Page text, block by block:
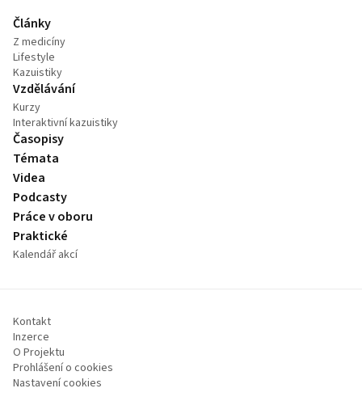
Články
Z medicíny
Lifestyle
Kazuistiky
Vzdělávání
Kurzy
Interaktivní kazuistiky
Časopisy
Témata
Videa
Podcasty
Práce v oboru
Praktické
Kalendář akcí
Kontakt
Inzerce
O Projektu
Prohlášení o cookies
Nastavení cookies